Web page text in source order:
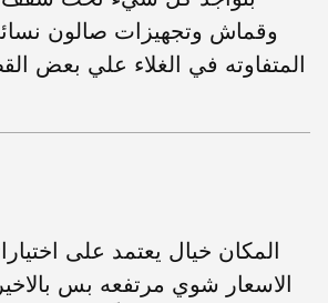
وقماش وتجهيزات صالون
المتفاوته في الغلاء علي بعض
المكان خيال يعتمد على
الاسعار شوي مرتفعه بس